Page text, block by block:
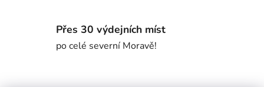
Přes 30 výdejních míst
po celé severní Moravě!